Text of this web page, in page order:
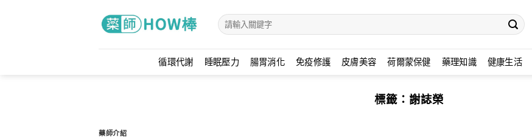
循環代謝 睡眠壓力 腸胃消化 免疫修護 皮膚美容 荷爾蒙保健 藥理知識 健康生活
標籤： 謝誌榮
藥師介紹